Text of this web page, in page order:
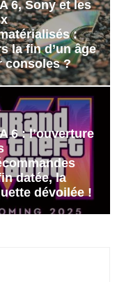
6, Sony et les
:
la fin d’un âge
consoles ?
6 : l’ouverture
datée, la
dévoilée !